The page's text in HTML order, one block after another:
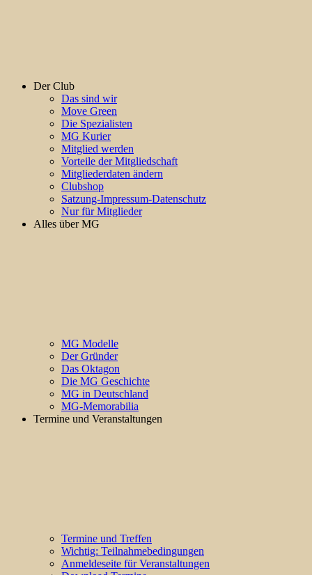
Der Club
Das sind wir
Move Green
Die Spezialisten
MG Kurier
Mitglied werden
Vorteile der Mitgliedschaft
Mitgliederdaten ändern
Clubshop
Satzung-Impressum-Datenschutz
Nur für Mitglieder
Alles über MG
MG Modelle
Der Gründer
Das Oktagon
Die MG Geschichte
MG in Deutschland
MG-Memorabilia
Termine und Veranstaltungen
Termine und Treffen
Wichtig: Teilnahmebedingungen
Anmeldeseite für Veranstaltungen